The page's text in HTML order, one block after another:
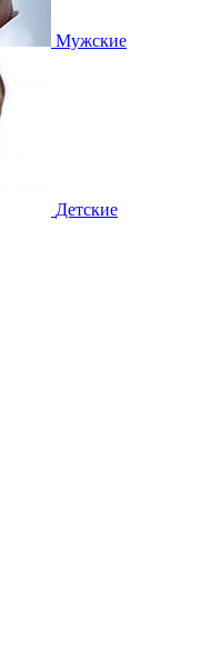
Мужские
Детские